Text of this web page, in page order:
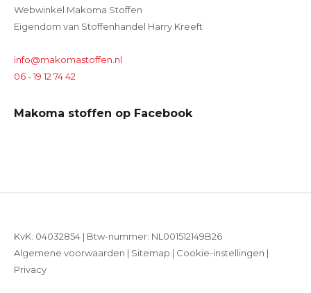
Webwinkel Makoma Stoffen
Eigendom van Stoffenhandel Harry Kreeft
info@makomastoffen.nl
06 - 19 12 74 42
Makoma stoffen op Facebook
KvK: 04032854 | Btw-nummer: NL001512149B26
Algemene voorwaarden | Sitemap | Cookie-instellingen |
Privacy